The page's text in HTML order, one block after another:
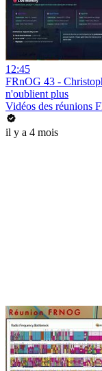
12:45
FRnOG 43 -
n'oublient plus
Vidéos des réunions
il y a 4 mois